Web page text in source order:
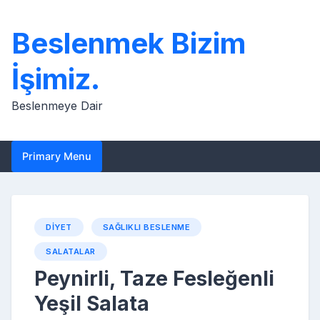
content
Beslenmek Bizim
İşimiz.
Beslenmeye Dair
Primary Menu
DIYET SAĞLIKLI BESLENME
SALATALAR
Peynirli, Taze Fesleğenli
Yeşil Salata